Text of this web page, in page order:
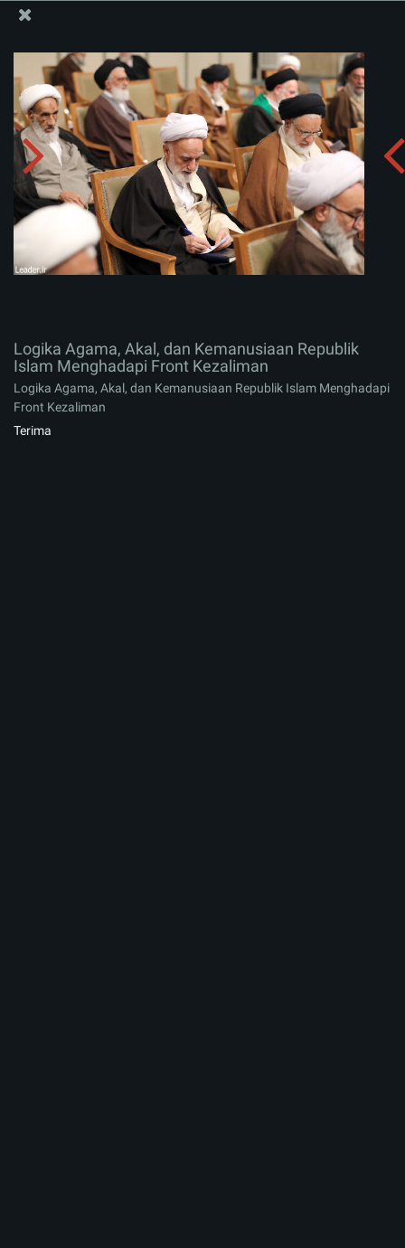
Logika Agama, Akal, dan Kemanusiaan Republik Islam
Menghadapi Front Kezaliman
Menerima album:
Logika Agama, Akal, dan Kemanusiaan Republik
Islam Menghadapi Front Kezaliman
Logika Agama, Akal, dan Kemanusiaan Republik Islam Menghadapi
Front Kezaliman
Terima